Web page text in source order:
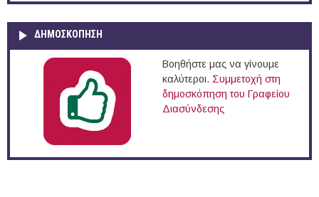
ΔΗΜΟΣΚΌΠΗΣΗ
Βοηθήστε μας να γίνουμε
καλύτεροι. Συμμετοχή στη
δημοσκόπηση του Γραφείου
Διασύνδεσης